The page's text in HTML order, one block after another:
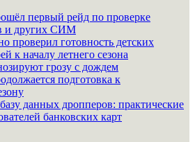
первый рейд по проверке
и других СИМ
проверил готовность детских
к началу летнего сезона
грозу с дождем
подготовка к
данных дропперов: практические
банковских карт